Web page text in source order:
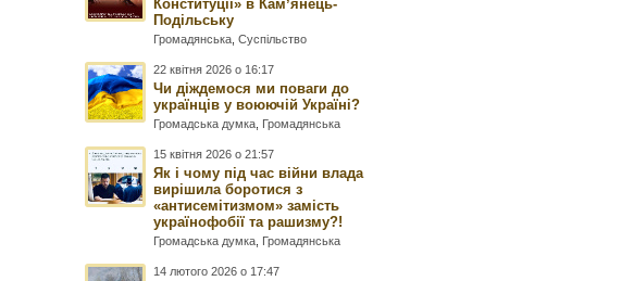
Конституції» в Камʼянець-
Подільську
Громадянська ,Суспільство
22 квітня 2026 о 16:17
Чи діждемося ми поваги до
українців у воюючій Україні?
Громадська думка Громадянська
15 квітня 2026 о 21:57
Як і чому під час війни влада
вирішила боротися з
«антисемітизмом» замість
українофобії та рашизму?!
Громадська думка Громадянська
14 лютого 2026 о 17:47